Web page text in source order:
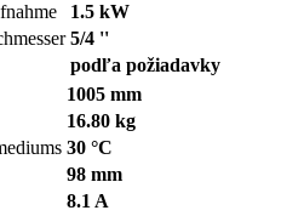
1.5 kW
5/4 ''
podľa požiadavky
1005 mm
16.80 kg
30 °C
98 mm
8.1 A